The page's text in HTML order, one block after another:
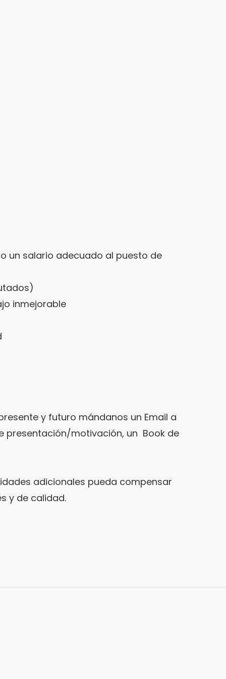
un salario adecuado al puesto de
inmejorable
y futuro mándanos un Email a
presentación/motivación, un Book de
adicionales pueda compensar
y de calidad.